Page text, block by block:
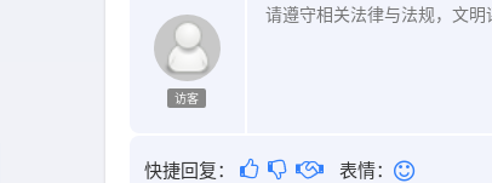
访客
快捷回复： 表情：